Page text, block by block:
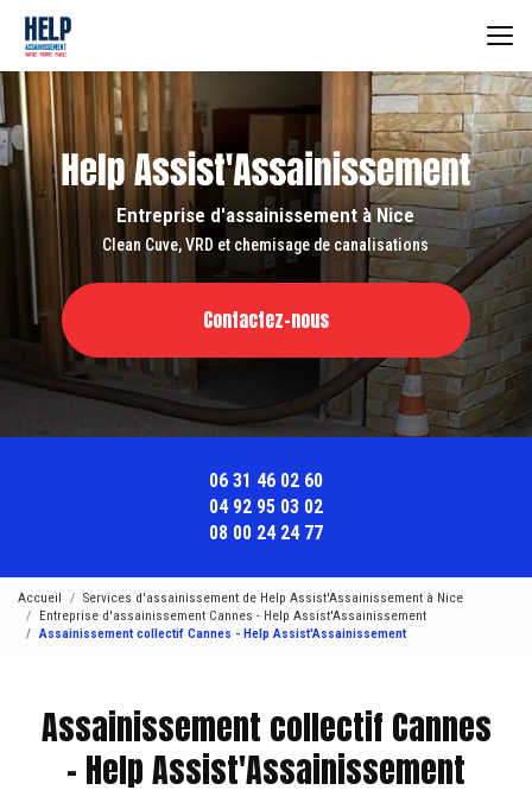
contenu
principal
Entreprise d'assainissement à Nice
Clean Cuve, VRD et chemisage de canalisations
Contactez-nous
06 31 46 02 60
04 92 95 03 02
08 00 24 24 77
Accueil
Services d'assainissement de Help Assist'Assainissement à Nice
Entreprise d'assainissement Cannes - Help Assist'Assainissement
Assainissement collectif Cannes - Help Assist'Assainissement
Assainissement collectif Cannes
- Help Assist'Assainissement